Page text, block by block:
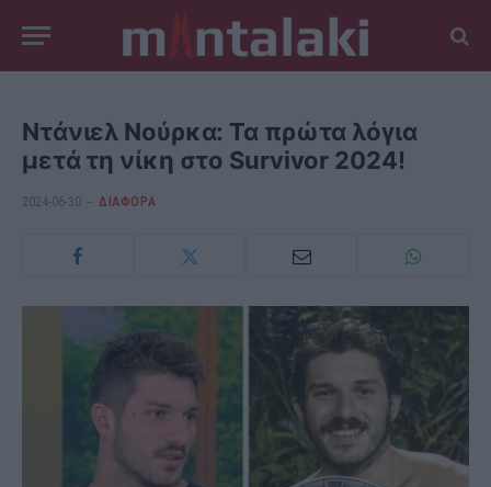
Ντάνιελ Νούρκα: Τα πρώτα λόγια
μετά τη νίκη στο Survivor 2024!
2024-06-30 ΔΙΆΦΟΡΑ